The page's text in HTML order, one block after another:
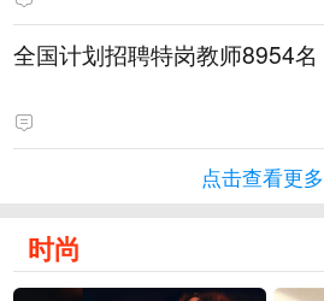
全国计划招聘特岗教师8954名
点击查看更多
时尚